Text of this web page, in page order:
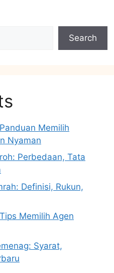
Search
Memilih
Nyaman
Perbedaan, Tata
Definisi, Rukun,
Memilih Agen
Syarat,